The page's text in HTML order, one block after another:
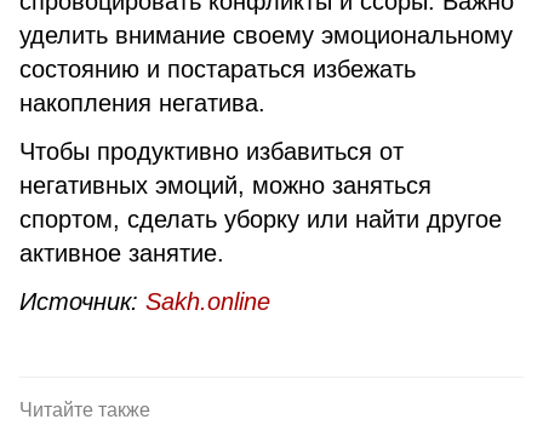
уделить внимание своему эмоциональному
состоянию и постараться избежать
накопления негатива.
Чтобы продуктивно избавиться от
негативных эмоций, можно заняться
спортом, сделать уборку или найти другое
активное занятие.
Источник: Sakh.online
Читайте также